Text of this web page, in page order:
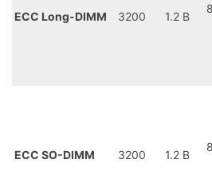
ECC Long-DIMM 3200 1.2 В
ECC SO-DIMM 3200 1.2 В